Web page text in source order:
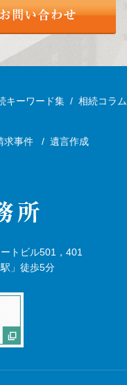
キーワード集 / 相続コラム
求事件 / 遺言作成
トビル501，401
」徒歩5分